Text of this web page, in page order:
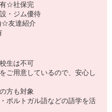
☆社保完
・ジム優待
友達紹介
生は不可
ご用意しているので、安心し
方も対象
ポルトガル語などの語学を活